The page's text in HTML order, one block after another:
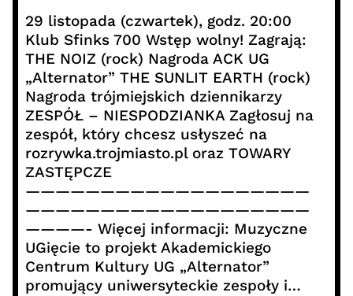
29 listopada (czwartek), godz. 20:00
Klub Sfinks 700 Wstęp wolny! Zagrają:
THE NOIZ (rock) Nagroda ACK UG
„Alternator” THE SUNLIT EARTH (rock)
Nagroda trójmiejskich dziennikarzy
ZESPÓŁ – NIESPODZIANKA Zagłosuj na
zespół, który chcesz usłyszeć na
rozrywka.trojmiasto.pl oraz TOWARY
ZASTĘPCZE
———————————————————
———————————————————
————- Więcej informacji: Muzyczne
UGięcie to projekt Akademickiego
Centrum Kultury UG „Alternator”
promujący uniwersyteckie zespoły i…